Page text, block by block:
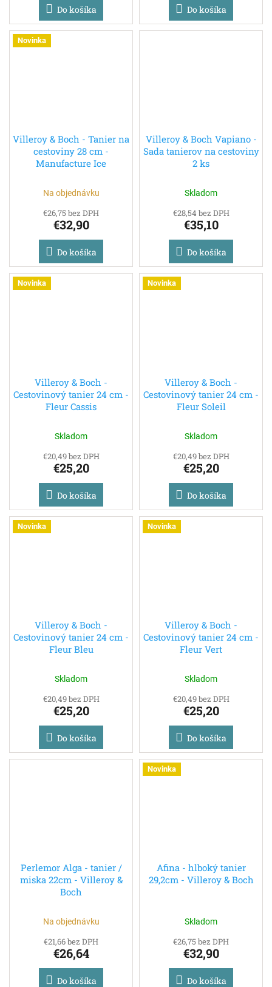
Do košíka Do košíka
Novinka
Villeroy & Boch - Tanier na
cestoviny 28 cm -
Manufacture Ice
Na objednávku
€26,75 bez DPH
€32,90
Do košíka
Villeroy & Boch Vapiano -
Sada tanierov na cestoviny
2 ks
Skladom
€28,54 bez DPH
€35,10
Do košíka
Novinka
Villeroy & Boch -
Cestovinový tanier 24 cm -
Fleur Cassis
Skladom
€20,49 bez DPH
€25,20
Do košíka
Novinka
Villeroy & Boch -
Cestovinový tanier 24 cm -
Fleur Soleil
Skladom
€20,49 bez DPH
€25,20
Do košíka
Novinka
Villeroy & Boch -
Cestovinový tanier 24 cm -
Fleur Bleu
Skladom
€20,49 bez DPH
€25,20
Do košíka
Novinka
Villeroy & Boch -
Cestovinový tanier 24 cm -
Fleur Vert
Skladom
€20,49 bez DPH
€25,20
Do košíka
Perlemor Alga - tanier /
miska 22cm - Villeroy &
Boch
Na objednávku
€21,66 bez DPH
€26,64
Do košíka
Novinka
Afina - hlboký tanier
29,2cm - Villeroy & Boch
Skladom
€26,75 bez DPH
€32,90
Do košíka